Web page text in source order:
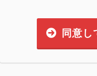
同意し